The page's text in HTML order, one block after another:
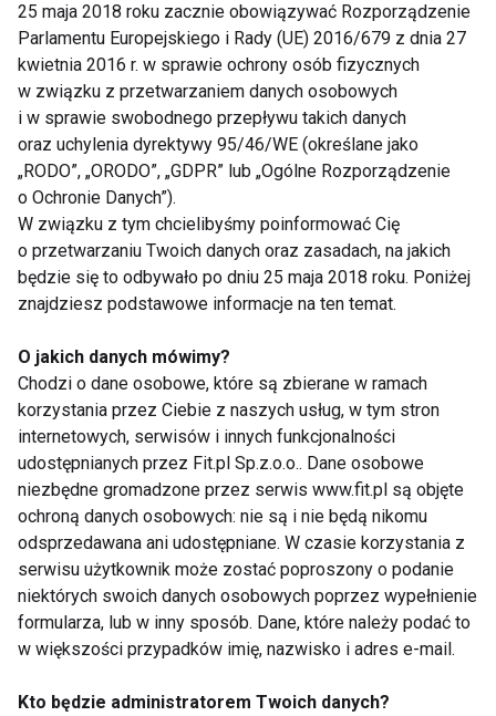
napięcie nagromadzone w ciągu dnia.
4. Pozycja rozciągniętego motyla (Supta
Baddha Konasana)
Supta Baddha Konasana, czyli pozycja
rozciągniętego motyla, to doskonała asana na
rozciągnięcie bioder i wewnętrznych ud, a
jednocześnie na pełne odprężenie ciała. Ta pozycja
pomaga w zrelaksowaniu układu nerwowego i
przygotowuje organizm do snu.
Jak wykonać pozycję rozciągniętego
motyla?
Połóż się na plecach, zegnij kolana i
złącz podeszwy stóp, pozwalając
kolanom opadać na boki.
Umieść dłonie wzdłuż ciała lub na
brzuchu, by lepiej poczuć oddech.
Jeśli czujesz dyskomfort w biodrach,
możesz podłożyć poduszki pod kolana.
Zamknij oczy, oddychaj spokojnie i
pozostaw w tej pozycji przez 3-5 minut.
25 maja 2018 roku zacznie obowiązywać Rozporządzenie
Parlamentu Europejskiego i Rady (UE) 2016/679 z dnia 27
kwietnia 2016 r. w sprawie ochrony osób fizycznych
w związku z przetwarzaniem danych osobowych
i w sprawie swobodnego przepływu takich danych
oraz uchylenia dyrektywy 95/46/WE (określane jako
„RODO”, „ORODO”, „GDPR” lub „Ogólne Rozporządzenie
o Ochronie Danych”).
W związku z tym chcielibyśmy poinformować Cię
o przetwarzaniu Twoich danych oraz zasadach, na jakich
będzie się to odbywało po dniu 25 maja 2018 roku. Poniżej
znajdziesz podstawowe informacje na ten temat.
O jakich danych mówimy?
Chodzi o dane osobowe, które są zbierane w ramach
korzystania przez Ciebie z naszych usług, w tym stron
internetowych, serwisów i innych funkcjonalności
udostępnianych przez Fit.pl Sp.z.o.o.. Dane osobowe
niezbędne gromadzone przez serwis www.fit.pl są objęte
ochroną danych osobowych: nie są i nie będą nikomu
odsprzedawana ani udostępniane. W czasie korzystania z
serwisu użytkownik może zostać poproszony o podanie
niektórych swoich danych osobowych poprzez wypełnienie
formularza, lub w inny sposób. Dane, które należy podać to
w większości przypadków imię, nazwisko i adres e-mail.
Kto będzie administratorem Twoich danych?